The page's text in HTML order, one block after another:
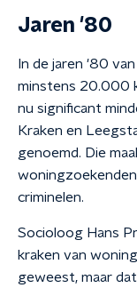
Jaren '80
In de jaren '80
minstens 20.000
nu significant
Kraken en
genoemd. Die
criminelen.
Socioloog Hans
kraken van
geweest, maar